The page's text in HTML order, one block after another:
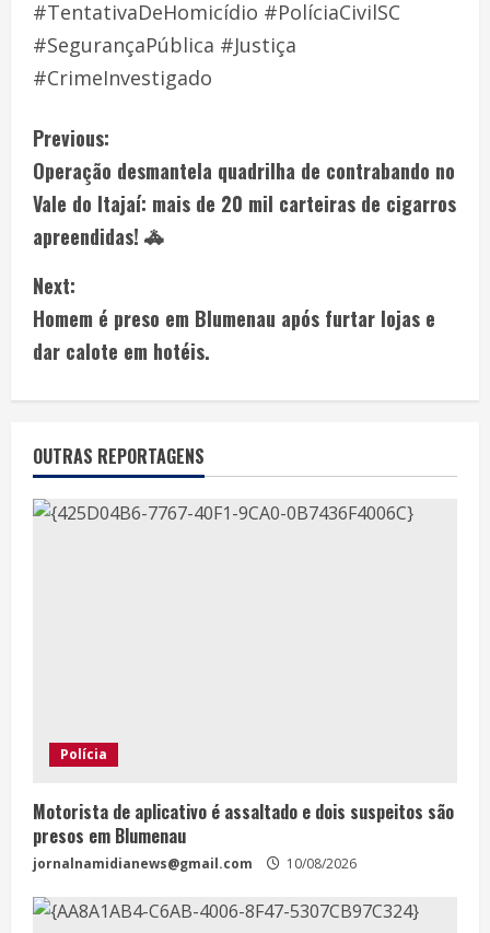
#TentativaDeHomicídio #PolíciaCivilSC
#SegurançaPública #Justiça
#CrimeInvestigado
Previous:
Operação desmantela quadrilha de contrabando no
Vale do Itajaí: mais de 20 mil carteiras de cigarros
apreendidas! 🚓
Next:
Homem é preso em Blumenau após furtar lojas e
dar calote em hotéis.
OUTRAS REPORTAGENS
Polícia
Motorista de aplicativo é assaltado e dois suspeitos são
presos em Blumenau
jornalnamidianews@gmail.com 10/08/2026